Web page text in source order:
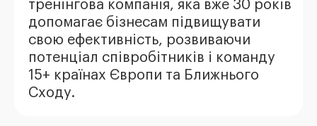
тренінгова компанія, яка вже 30 років
допомагає бізнесам підвищувати
свою ефективність, розвиваючи
потенціал співробітників і команду
15+ країнах Європи та Ближнього
Сходу.